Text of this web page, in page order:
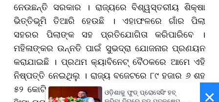
ନେଉଛନ୍ତି ସରକାର । ରାଜ୍ୟରେ ବିଶ୍ୱସ୍ତରୀୟ ଶିକ୍ଷା
ଭିତ୍ତିଭୂମି ତିଆରି ହେଉଛି । ଏହାଫଳରେ ଗାଁର ପିଲା
ସହରର ପିଲାଙ୍କ ସହ ପ୍ରତିଯୋଗିତା କରିପାରିବେ ।
ମହିଳାଙ୍କର ଉନ୍ନତି ପାଇଁ ସୁଭଦ୍ରା ଯୋଜନାର ପ୍ରଣୟନ
କରାଯାଇଛି । ପ୍ରଥମ କ୍ୟାବିନେଟ୍‌ ବୈଠକରେ ଆମେ ଏହି
ନିଷ୍ପତ୍ତି ନେଇଥିଲୁ । ରାଜ୍ୟ ବଜେଟରେ ୮୯ ହଜାର ୬ ଶହ
୫୨ କୋଟି ଟଙ୍କା କେବଳ ମହିଳାଙ୍କ ପାଇଁ ରହିଛି । ମହିଳା ×
ଓଡ଼ିଶାକୁ ଫୁଡ୍ ପ୍ରୋସେସିଂ ହବ୍